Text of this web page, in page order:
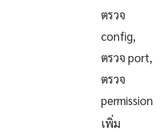
ตรวจ
config,
ตรวจ port,
ตรวจ
permission
เพิ่ม